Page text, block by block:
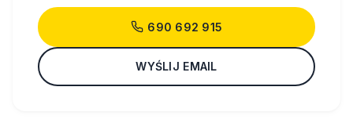
690 692 915
WYŚLIJ EMAIL